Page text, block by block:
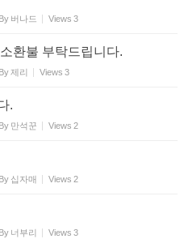
By 버나드 Views 3
환불 부탁드립니다.
By제리 Views 3
.
By 만석꾼 Views 2
By 십자매 Views 2
By 너부리 Views 3